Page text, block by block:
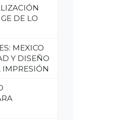
DE LO
MEXICO
Y DISEÑO